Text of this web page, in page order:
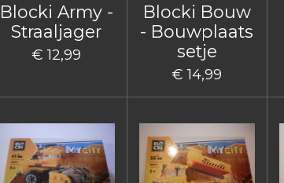
Blocki Army -
Straaljager
€ 12,99
Blocki Bouw
- Bouwplaats
setje
€ 14,99